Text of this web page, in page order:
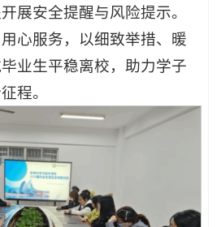
展安全提醒与风险提示。
心服务，以细致举措、暖
业生平稳离校，助力学子
程。